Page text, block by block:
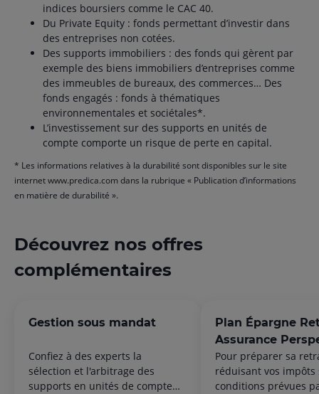
indices boursiers comme le CAC 40.
Du Private Equity : fonds permettant d’investir dans
des entreprises non cotées.
Des supports immobiliers : des fonds qui gèrent par
exemple des biens immobiliers d’entreprises comme
des immeubles de bureaux, des commerces… Des
fonds engagés : fonds à thématiques
environnementales et sociétales*.
L’investissement sur des supports en unités de
compte comporte un risque de perte en capital.
* Les informations relatives à la durabilité sont disponibles sur le site
internet www.predica.com dans la rubrique « Publication d’informations
en matière de durabilité ».
Découvrez nos offres
complémentaires
Gestion sous mandat
Confiez à des experts la
sélection et l'arbitrage des
supports en unités de compte
Plan Épargne
Assurance
(PER Assurance)
Pour préparer sa
réduisant vos impôts
conditions prévues